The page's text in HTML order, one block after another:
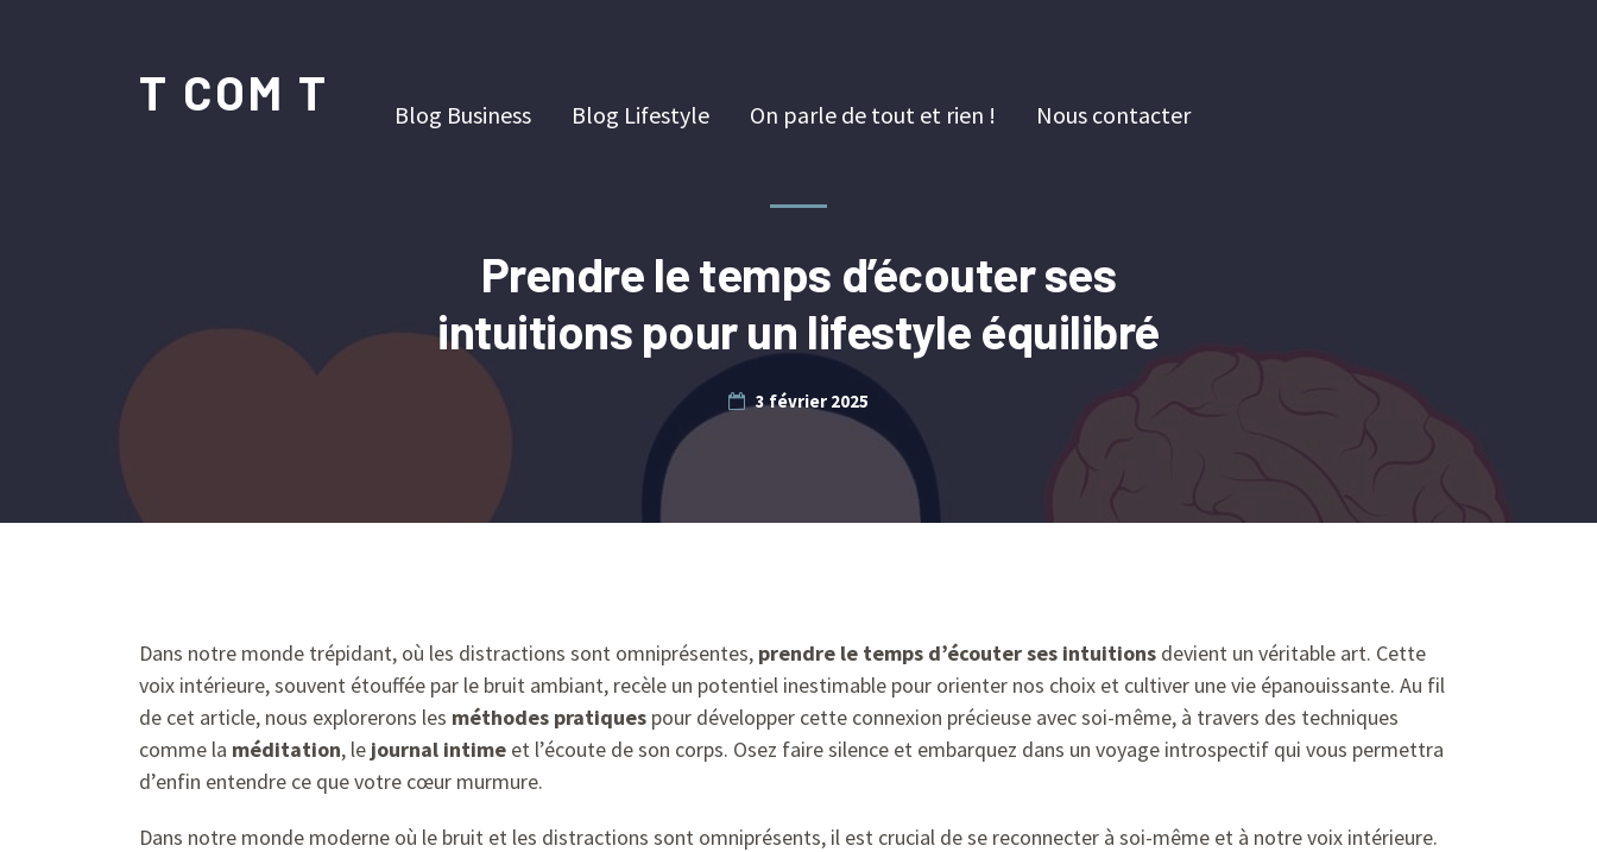
T COM T Blog Business Blog Lifestyle On parle de tout et rien ! Nous contacter
Prendre le temps d’écouter ses
intuitions pour un lifestyle équilibré
3 février 2025
Dans notre monde trépidant, où les distractions sont omniprésentes, prendre le temps d’écouter ses intuitions devient un véritable art. Cette
voix intérieure, souvent étouffée par le bruit ambiant, recèle un potentiel inestimable pour orienter nos choix et cultiver une vie épanouissante. Au fil
de cet article, nous explorerons les méthodes pratiques pour développer cette connexion précieuse avec soi-même, à travers des techniques
comme la méditation, le journal intime et l’écoute de son corps. Osez faire silence et embarquez dans un voyage introspectif qui vous permettra
d’enfin entendre ce que votre cœur murmure.
Dans notre monde moderne où le bruit et les distractions sont omniprésents, il est crucial de se reconnecter à soi-même et à notre voix intérieure.